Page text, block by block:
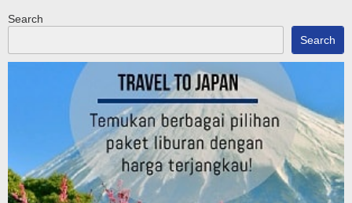
Search
Search